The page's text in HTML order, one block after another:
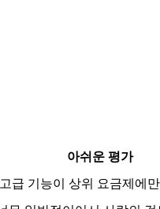
아쉬운 평가
급 기능이 상위 요금제에